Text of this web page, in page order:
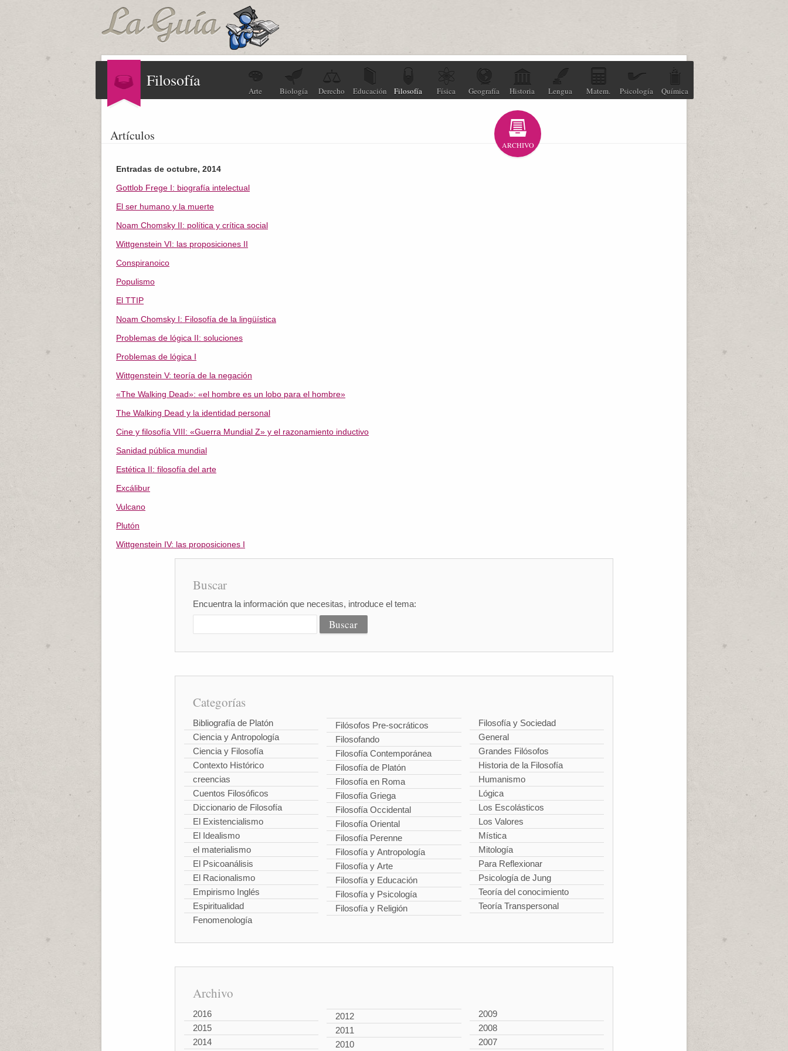
Filosofía
Arte Biología Derecho Educación Filosofía Física Geografía Historia Lengua Matem. Psicología Química
Artículos
ARCHIVO
Entradas de octubre, 2014
Gottlob Frege I: biografía intelectual
El ser humano y la muerte
Noam Chomsky II: política y crítica social
Wittgenstein VI: las proposiciones II
Conspiranoico
Populismo
El TTIP
Noam Chomsky I: Filosofía de la lingüística
Problemas de lógica II: soluciones
Problemas de lógica I
Wittgenstein V: teoría de la negación
«The Walking Dead»: «el hombre es un lobo para el hombre»
The Walking Dead y la identidad personal
Cine y filosofía VIII: «Guerra Mundial Z» y el razonamiento inductivo
Sanidad pública mundial
Estética II: filosofía del arte
Excálibur
Vulcano
Plutón
Wittgenstein IV: las proposiciones I
Buscar
Encuentra la información que necesitas, introduce el tema:
Categorías
Bibliografía de Platón
Ciencia y Antropología
Ciencia y Filosofía
Contexto Histórico
creencias
Cuentos Filosóficos
Diccionario de Filosofía
El Existencialismo
El Idealismo
el materialismo
El Psicoanálisis
El Racionalismo
Empirismo Inglés
Espiritualidad
Fenomenología
Filósofos Pre-socráticos
Filosofando
Filosofía Contemporánea
Filosofía de Platón
Filosofía en Roma
Filosofía Griega
Filosofía Occidental
Filosofía Oriental
Filosofía Perenne
Filosofía y Antropología
Filosofía y Arte
Filosofía y Educación
Filosofía y Psicología
Filosofía y Religión
Filosofía y Sociedad
General
Grandes Filósofos
Historia de la Filosofía
Humanismo
Lógica
Los Escolásticos
Los Valores
Mística
Mitología
Para Reflexionar
Psicología de Jung
Teoría del conocimiento
Teoría Transpersonal
Archivo
2016
2015
2014
2012
2011
2010
2009
2008
2007